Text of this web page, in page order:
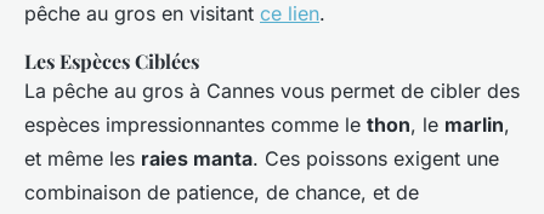
pêche au gros en visitant ce lien.
Les Espèces Ciblées
La pêche au gros à Cannes vous permet de cibler des
espèces impressionnantes comme le thon, le marlin,
et même les raies manta. Ces poissons exigent une
combinaison de patience, de chance, et de